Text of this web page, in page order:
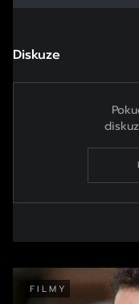
Diskuze
FILMY